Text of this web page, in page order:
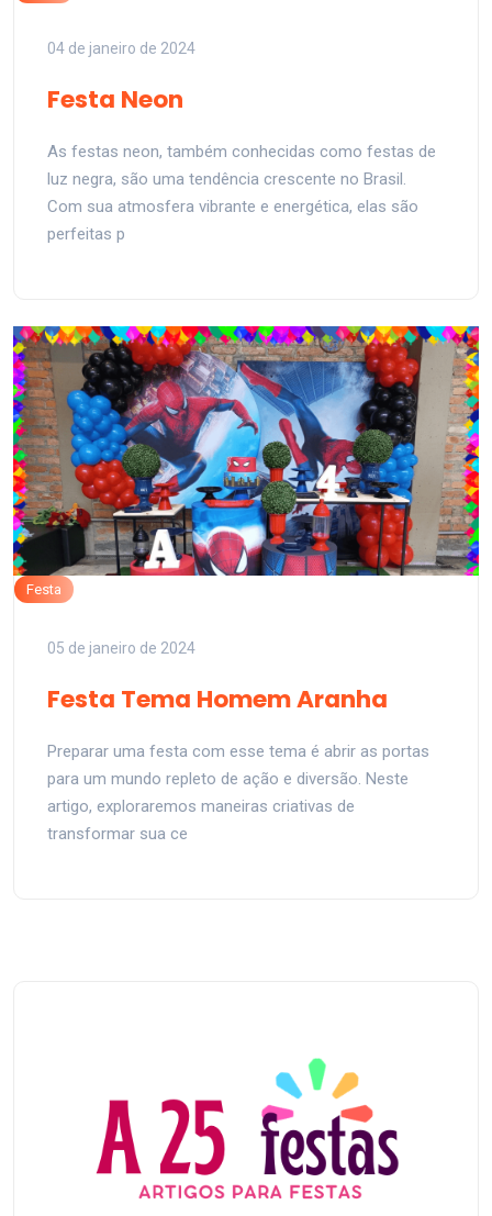
04 de janeiro de 2024
Festa Neon
As festas neon, também conhecidas como festas de
luz negra, são uma tendência crescente no Brasil.
Com sua atmosfera vibrante e energética, elas são
perfeitas p
Festa
05 de janeiro de 2024
Festa Tema Homem Aranha
Preparar uma festa com esse tema é abrir as portas
para um mundo repleto de ação e diversão. Neste
artigo, exploraremos maneiras criativas de
transformar sua ce